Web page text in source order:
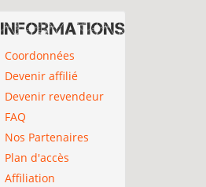
Informations
Coordonnées
Devenir affilié
Devenir revendeur
FAQ
Nos Partenaires
Plan d'accès
Affiliation